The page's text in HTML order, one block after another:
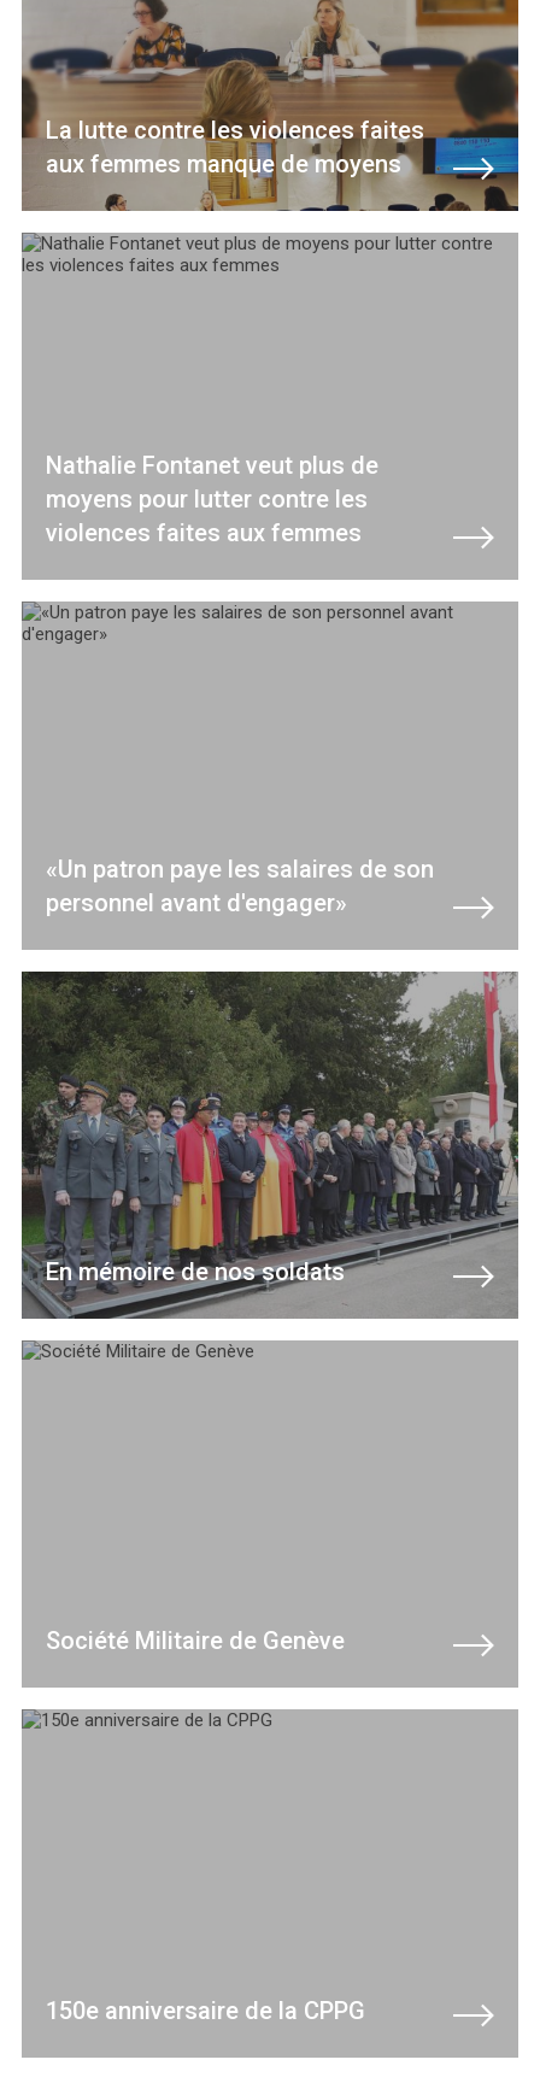
La lutte contre les violences faites
aux femmes manque de moyens
Nathalie Fontanet veut plus de
moyens pour lutter contre les
violences faites aux femmes
«Un patron paye les salaires de son
personnel avant d'engager»
En mémoire de nos soldats
Société Militaire de Genève
150e anniversaire de la CPPG